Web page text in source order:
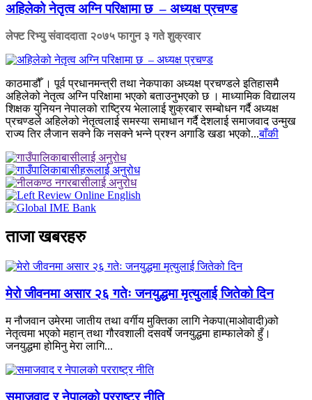
अहिलेको नेतृत्व अग्नि परिक्षामा छ – अध्यक्ष प्रचण्ड
लेफ्ट रिभ्यु संवाददाता २०७५ फागुन ३ गते शुक्रवार
काठमाडौँ । पूर्व प्रधानमन्त्री तथा नेकपाका अध्यक्ष प्रचण्डले इतिहासमै
अहिलेको नेतृत्व अग्नि परिक्षामा भएको बताउनुभएको छ । माध्यामिक विद्यालय
शिक्षक युनियन नेपालको राष्ट्रिय भेलालाई शुक्रबार सम्बोधन गर्दै अध्यक्ष
प्रचण्डले अहिलेको नेतृत्वलाई समस्या समाधान गर्दै देशलाई समाजवाद उन्मुख
राज्य तिर लैजान सक्ने कि नसक्ने भन्ने प्रश्न अगाडि खडा भएको...बाँकी
ताजा खबरहरु
मेरो जीवनमा असार २६ गतेः जनयुद्धमा मृत्युलाई जितेको दिन
म नौजवान उमेरमा जातीय तथा वर्गीय मुक्तिका लागि नेकपा(माओवादी)को
नेतृत्वमा भएको महान् तथा गौरवशाली दसवर्षे जनयुद्धमा हाम्फालेको हुँ।
जनयुद्धमा होमिनु मेरा लागि...
समाजवाद र नेपालको परराष्ट्र नीति